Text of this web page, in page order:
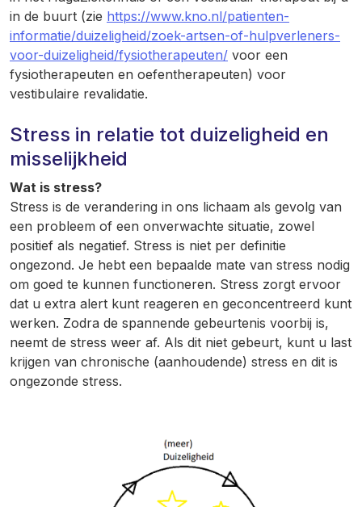
in de buurt (zie https://www.kno.nl/patienten-
informatie/duizeligheid/zoek-artsen-of-hulpverleners-
voor-duizeligheid/fysiotherapeuten/ voor een
fysiotherapeuten en oefentherapeuten) voor
vestibulaire revalidatie.
Stress in relatie tot duizeligheid en
misselijkheid
Wat is stress?
Stress is de verandering in ons lichaam als gevolg van
een probleem of een onverwachte situatie, zowel
positief als negatief. Stress is niet per definitie
ongezond. Je hebt een bepaalde mate van stress nodig
om goed te kunnen functioneren. Stress zorgt ervoor
dat u extra alert kunt reageren en geconcentreerd kunt
werken. Zodra de spannende gebeurtenis voorbij is,
neemt de stress weer af. Als dit niet gebeurt, kunt u last
krijgen van chronische (aanhoudende) stress en dit is
ongezonde stress.